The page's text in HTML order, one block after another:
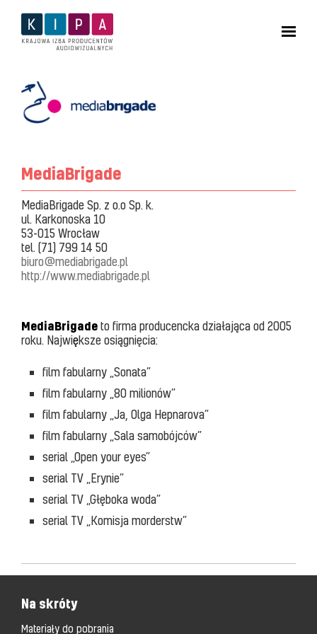
MediaBrigade
MediaBrigade Sp. z o.o Sp. k.
ul. Karkonoska 10
53-015 Wrocław
tel. (71) 799 14 50
biuro@mediabrigade.pl
http://www.mediabrigade.pl
MediaBrigadeto firma producencka działająca od 2005
roku. Największe osiągnięcia:
film fabularny „Sonata”
film fabularny „80 milionów”
film fabularny „Ja, Olga Hepnarova”
film fabularny „Sala samobójców”
serial „Open your eyes”
serial TV „Erynie”
serial TV „Głęboka woda”
serial TV „Komisja morderstw”
Na skróty
Materiały do pobrania